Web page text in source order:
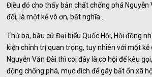
Điều đó cho thấy bản chất chống phá
đổi, là một kẻ vô ơn, bất nghĩa…
Thứ ba, bầu cử Đại biểu Quốc Hội, Hội đồng
kiện chính trị quan trọng, tuy nhiên với một
Nguyễn Văn Đài thì coi đây là cơ hội để kêu
động chống phá, mục đích để gây bất ổn xã